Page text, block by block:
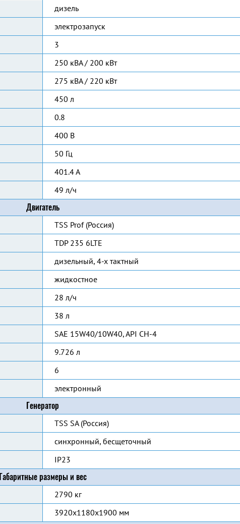
дизель
электрозапуск
3
250 кВА / 200 кВт
275 кВА / 220 кВт
450 л
0.8
400 В
50 Гц
401.4 А
49 л/ч
Двигатель
TSS Prof (Россия)
TDP 235 6LTE
дизельный, 4-х тактный
жидкостное
28 л/ч
38 л
SAE 15W40/10W40, API CH-4
9.726 л
6
электронный
Генератор
TSS SA (Россия)
синхронный, бесщеточный
IP23
Габаритные размеры и вес
2790 кг
3920x1180x1900 мм